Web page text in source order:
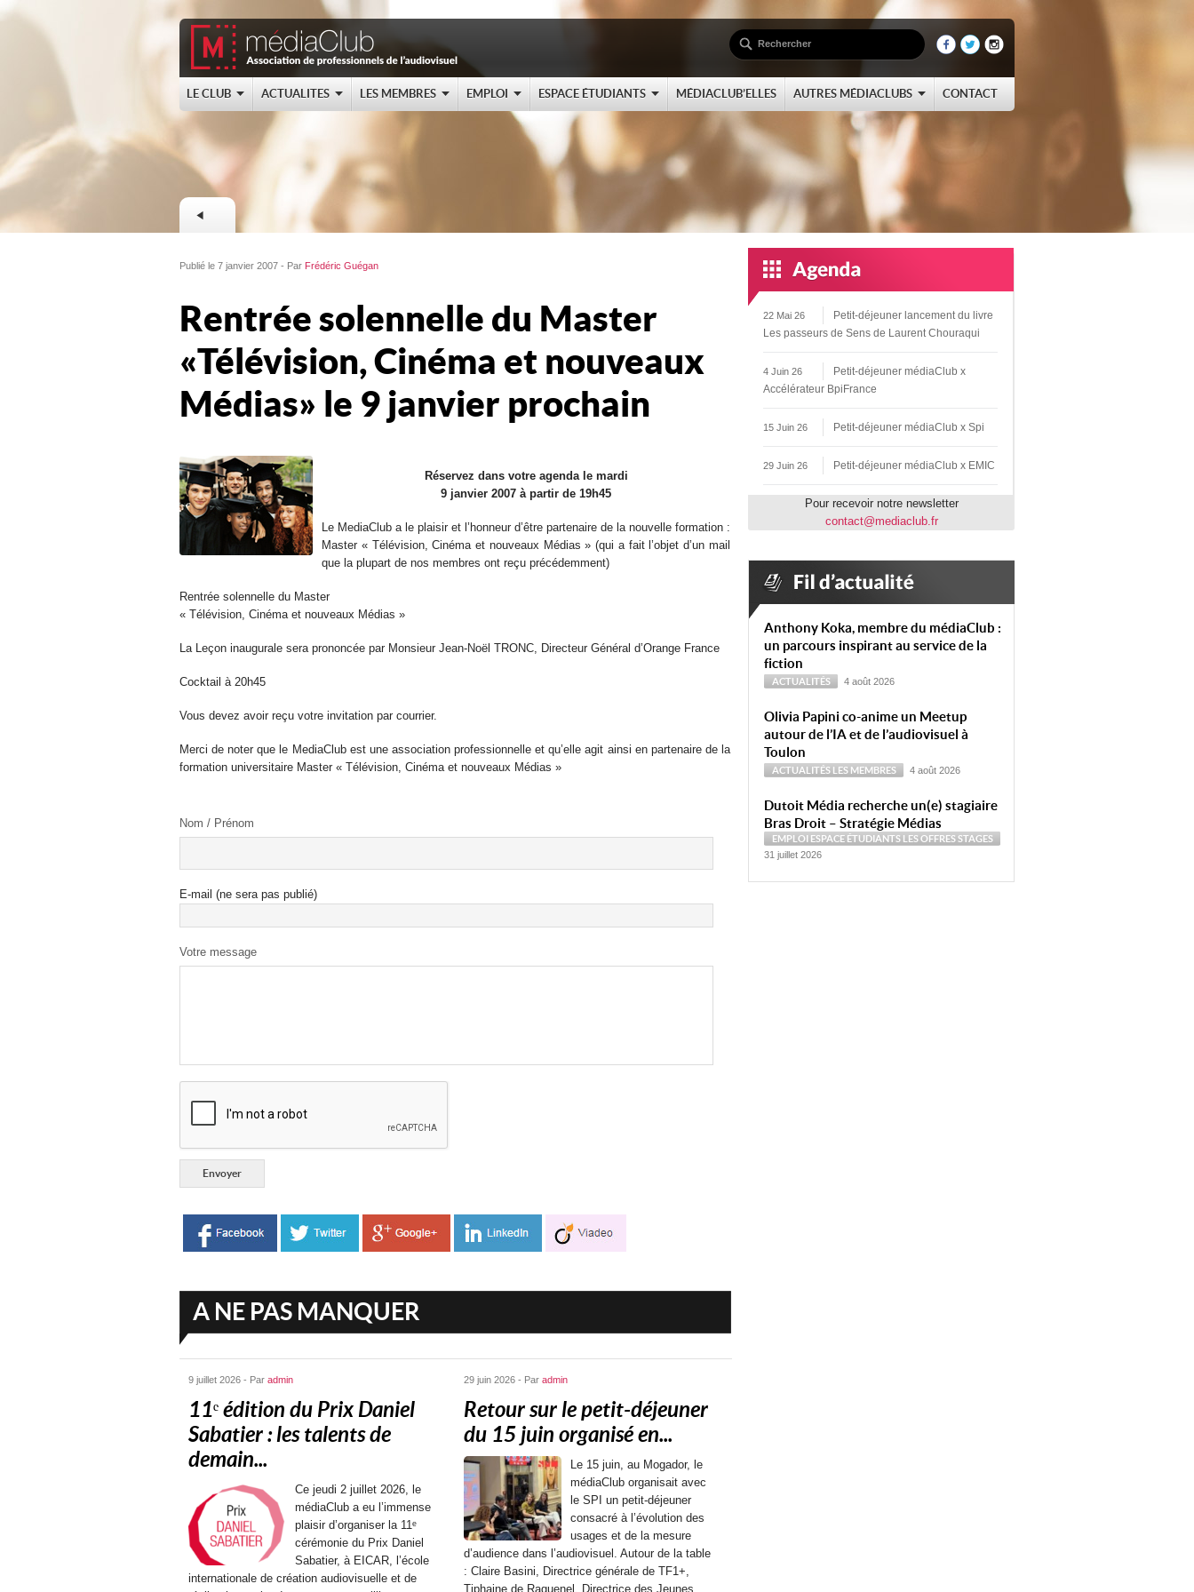
LE CLUB ACTUALITES LES MEMBRES EMPLOI ESPACE ÉTUDIANTS MÉDIACLUB’ELLES AUTRES MÉDIACLUBS CONTACT
Publié le 7 janvier 2007 - Par Frédéric Guégan
Rentrée solennelle du Master
« Télévision, Cinéma et nouveaux
Médias » le 9 janvier prochain
Réservez dans votre agenda le mardi
9 janvier 2007 à partir de 19h45
Le MediaClub a le plaisir et l’honneur d’être partenaire de la nouvelle formation :
Master « Télévision, Cinéma et nouveaux Médias » (qui a fait l’objet d’un mail
que la plupart de nos membres ont reçu précédemment)
Rentrée solennelle du Master
« Télévision, Cinéma et nouveaux Médias »
La Leçon inaugurale sera prononcée par Monsieur Jean-Noël TRONC, Directeur Général d’Orange France
Cocktail à 20h45
Vous devez avoir reçu votre invitation par courrier.
Merci de noter que le MediaClub est une association professionnelle et qu’elle agit ainsi en partenaire de la
formation universitaire Master « Télévision, Cinéma et nouveaux Médias »
Nom / Prénom
E-mail (ne sera pas publié)
Votre message
A NE PAS MANQUER
9 juillet 2026 - Par admin
11ᵉ édition du Prix Daniel
Sabatier : les talents de
demain...
Ce jeudi 2 juillet 2026, le
médiaClub a eu l’immense
plaisir d’organiser la 11ᵉ
cérémonie du Prix Daniel
Sabatier, à EICAR, l’école
internationale de création audiovisuelle et de
29 juin 2026 - Par admin
Retour sur le petit-déjeuner
du 15 juin organisé en...
Le 15 juin, au Mogador, le
médiaClub organisait avec
le SPI un petit-déjeuner
consacré à l’évolution des
usages et de la mesure
d’audience dans l’audiovisuel. Autour de la table
: Claire Basini, Directrice générale de TF1+,
Tiphaine de Raguenel, Directrice des Jeunes
22 Mai 26
Petit-déjeuner lancement du livre
Les passeurs de Sens de Laurent Chouraqui
4 Juin 26
Petit-déjeuner médiaClub x
Accélérateur BpiFrance
15 Juin 26 Petit-déjeuner médiaClub x Spi
29 Juin 26 Petit-déjeuner médiaClub x EMIC
Pour recevoir notre newsletter
contact@mediaclub.fr
Anthony Koka, membre du médiaClub :
un parcours inspirant au service de la
fiction
ACTUALITÉS 4 août 2026
Olivia Papini co-anime un Meetup
autour de l’IA et de l’audiovisuel à
Toulon
ACTUALITÉS LES MEMBRES 4 août 2026
Dutoit Média recherche un(e) stagiaire
Bras Droit – Stratégie Médias
EMPLOI ESPACE ÉTUDIANTS LES OFFRESSTAGES
31 juillet 2026